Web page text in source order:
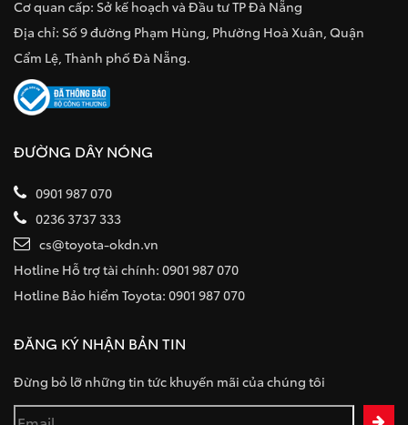
Cơ quan cấp: Sở kế hoạch và Đầu tư TP Đà Nẵng
Địa chỉ: Số 9 đường Phạm Hùng, Phường Hoà Xuân, Quận
Cẩm Lệ, Thành phố Đà Nẵng.
ĐƯỜNG DÂY NÓNG
0901 987 070
0236 3737 333
cs@toyota-okdn.vn
Hotline Hỗ trợ tài chính: 0901 987 070
Hotline Bảo hiểm Toyota: 0901 987 070
ĐĂNG KÝ NHẬN BẢN TIN
Đừng bỏ lỡ những tin tức khuyến mãi của chúng tôi